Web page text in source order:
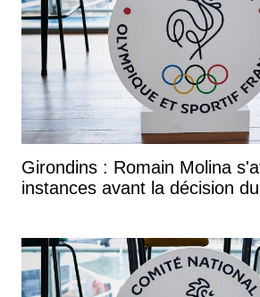
Girondins : Romain Molina
instances avant la décision